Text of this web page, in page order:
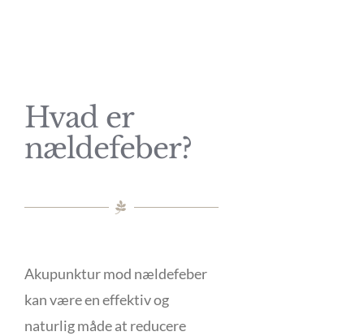
Hvad er
nældefeber?
Akupunktur mod nældefeber
kan være en effektiv og
naturlig måde at reducere